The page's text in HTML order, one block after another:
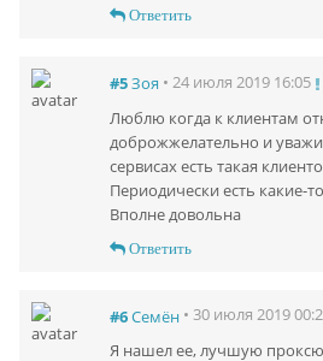
Ответить
#5Зоя • 24 июля 2019 16:05
Люблю когда к клиентам
доброжжелательно и
сервисах есть такая
Периодически есть какие-
Вполне довольна
Ответить
#6Семён • 30 июля 2019
Я нашел ее, лучшую